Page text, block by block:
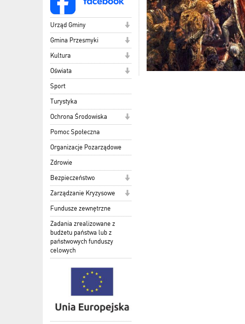
Urząd Gminy
Gmina Przesmyki
Kultura
Oświata
Sport
Turystyka
Ochrona Środowiska
Pomoc Społeczna
Organizacje Pozarządowe
Zdrowie
Bezpieczeństwo
Zarządzanie Kryzysowe
Fundusze zewnętrzne
Zadania zrealizowane z
budżetu państwa lub z
państwowych funduszy
celowych